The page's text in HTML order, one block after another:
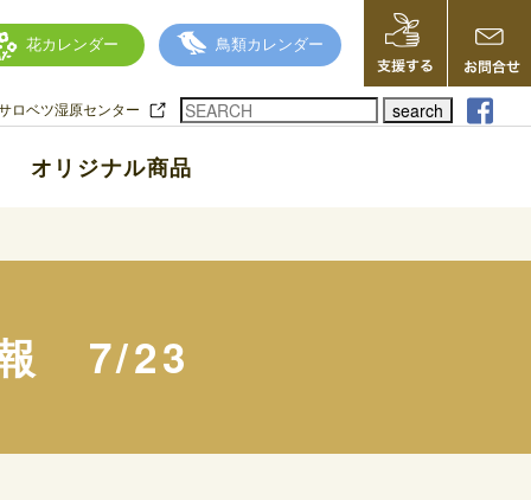
花カレンダー 鳥類カレンダー
ロベツ湿原センター search
オリジナル商品
報 7/23